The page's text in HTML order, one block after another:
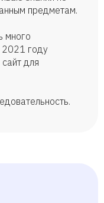
предметам.
много
2021 году
для